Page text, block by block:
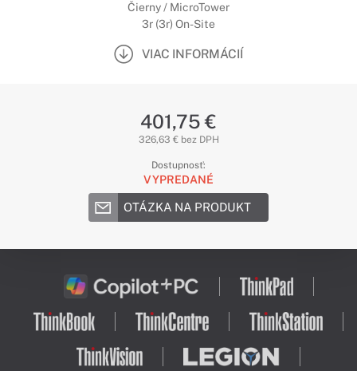
Čierny / MicroTower
3r (3r) On-Site
VIAC INFORMÁCIÍ
401,75 €
326,63 € bez DPH
Dostupnosť:
VYPREDANÉ
OTÁZKA NA PRODUKT